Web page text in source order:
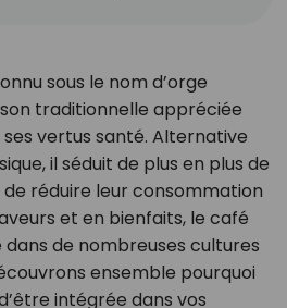
sous le nom d’orge
traditionnelle appréciée
vertus santé. Alternative
il séduit de plus en plus de
réduire leur consommation
et en bienfaits, le café
dans de nombreuses cultures
ensemble pourquoi
intégrée dans vos